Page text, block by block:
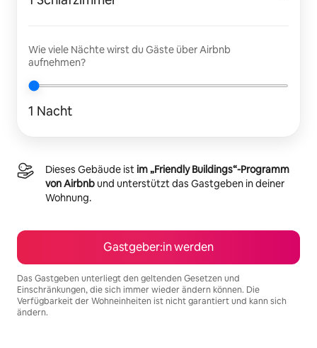
Wie viele Nächte wirst du Gäste über Airbnb
aufnehmen?
1 Nacht
Dieses Gebäude istim „Friendly Buildings“-Programm
von Airbnbund unterstützt das Gastgeben in deiner
Wohnung.
Gastgeber:in werden
Das Gastgeben unterliegt den geltenden Gesetzen und
Einschränkungen, die sich immer wieder ändern können. Die
Verfügbarkeit der Wohneinheiten ist nicht garantiert und kann sich
ändern.